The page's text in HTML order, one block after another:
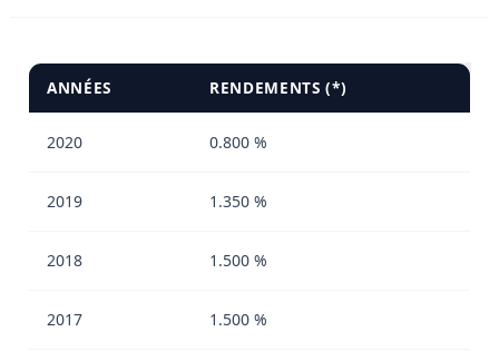
ANNÉES RENDEMENTS (*)
2020 0.800 %
2019 1.350 %
2018 1.500 %
2017 1.500 %